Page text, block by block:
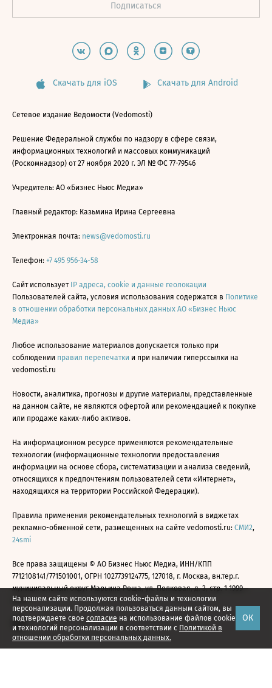
На нашем сайте используются cookie-файлы и технологии
персонализации. Продолжая пользоваться данным сайтом, вы
подтверждаете свое согласие на использование файлов cookie
и технологий персонализации в соответствии с Политикой в
отношении обработки персональных данных.
ОК
Скачать для iOS Скачать для Android
Сетевое издание Ведомости (Vedomosti)
Решение Федеральной службы по надзору в сфере связи,
информационных технологий и массовых коммуникаций
(Роскомнадзор) от 27 ноября 2020 г. ЭЛ № ФС 77-79546
Учредитель: АО «Бизнес Ньюс Медиа»
Главный редактор: Казьмина Ирина Сергеевна
Электронная почта: news@vedomosti.ru
Телефон: +7 495 956-34-58
Сайт использует IP адреса, cookie и данные геолокации
Пользователей сайта, условия использования содержатся в Политике
в отношении обработки персональных данных АО «Бизнес Ньюс
Медиа»
Любое использование материалов допускается только при
соблюдении правил перепечатки и при наличии гиперссылки на
vedomosti.ru
Новости, аналитика, прогнозы и другие материалы, представленные
на данном сайте, не являются офертой или рекомендацией к покупке
или продаже каких-либо активов.
На информационном ресурсе применяются рекомендательные
технологии (информационные технологии предоставления
информации на основе сбора, систематизации и анализа сведений,
относящихся к предпочтениям пользователей сети «Интернет»,
находящихся на территории Российской Федерации).
Правила применения рекомендательных технологий в виджетах
рекламно-обменной сети, размещенных на сайте vedomosti.ru: СМИ2,
24smi
Все права защищены © АО Бизнес Ньюс Медиа, ИНН/КПП
7712108141/771501001, ОГРН 1027739124775, 127018, г. Москва, вн.тер.г.
муниципальный округ Марьина Роща, ул. Полковая, д. 3, стр. 1 1999—
2026